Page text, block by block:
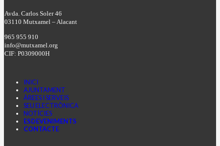
Avda. Carlos Soler 46
03110 Mutxamel – Alacant
965 955 910
info@mutxamel.org
CIF: P0309000H
INICI
AJUNTAMENT
ÀREES I SERVEIS
SEU ELECTRÒNICA
NOTÍCIES
ESDEVENIMENTS
CONTACTE